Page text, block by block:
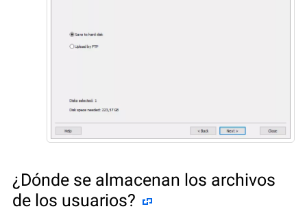
¿Dónde se almacenan los archivos
de los usuarios?